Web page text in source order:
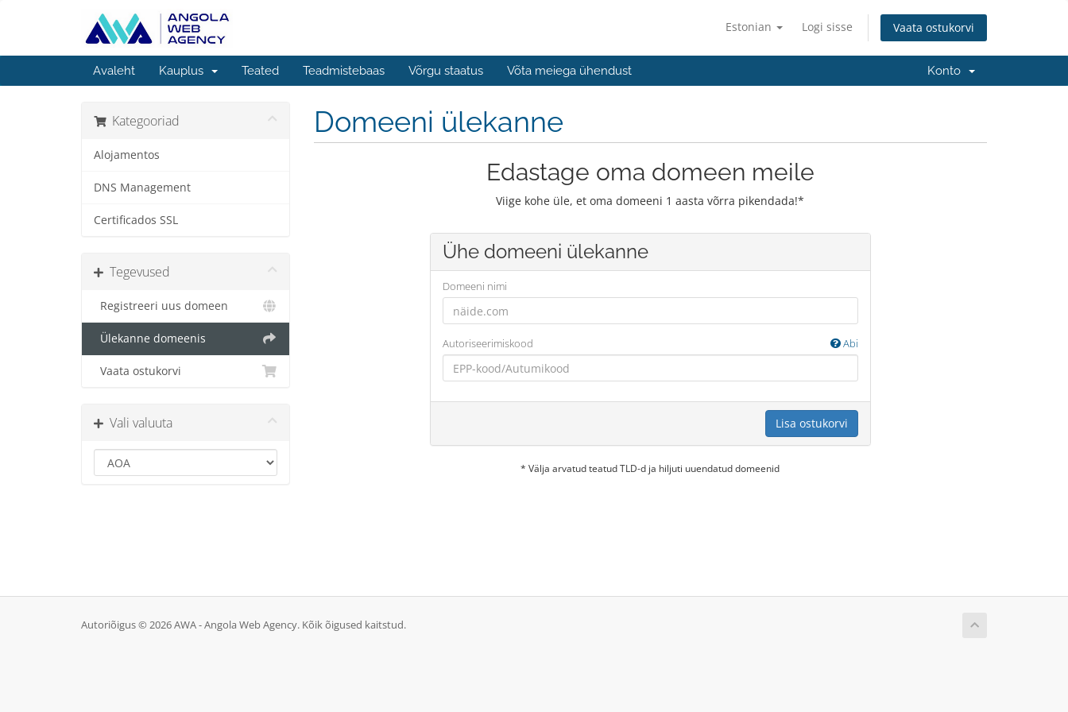
Estonian Logi sisse Vaata ostukorvi
Avaleht Kauplus Teated Teadmistebaas Võrgu staatus Võta meiega ühendust Konto
Kategooriad
Alojamentos
DNS Management
Certificados SSL
Tegevused
Registreeri uus domeen
Ülekanne domeenis
Vaata ostukorvi
Vali valuuta
Domeeni ülekanne
Edastage oma domeen meile
Viige kohe üle, et oma domeeni 1 aasta võrra pikendada!*
Ühe domeeni ülekanne
Domeeni nimi
Autoriseerimiskood Abi
Lisa ostukorvi
* Välja arvatud teatud TLD-d ja hiljuti uuendatud domeenid
Autoriõigus © 2026 AWA - Angola Web Agency. Kõik õigused kaitstud.